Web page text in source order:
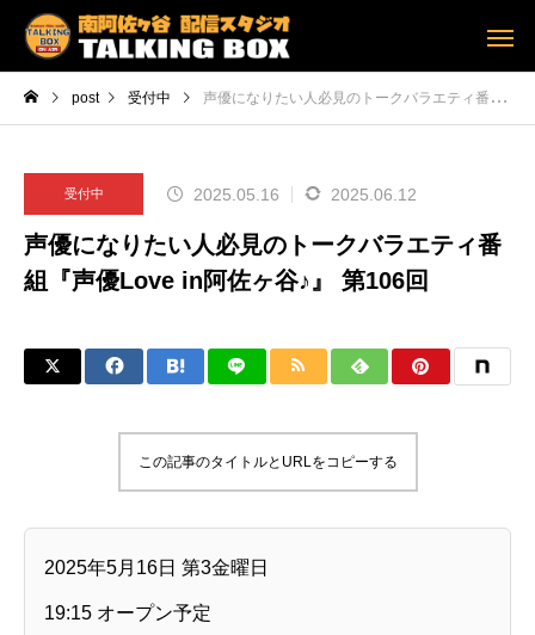
post 受付中 声優になりたい人必見のトークバラエティ番組『声優Love in阿佐ヶ谷♪』 第106回
受付中 2025.05.16 2025.06.12
声優になりたい人必見のトークバラエティ番
組『声優Love in阿佐ヶ谷♪』 第106回
この記事のタイトルとURLをコピーする
2025年5月16日 第3金曜日
19:15 オープン予定